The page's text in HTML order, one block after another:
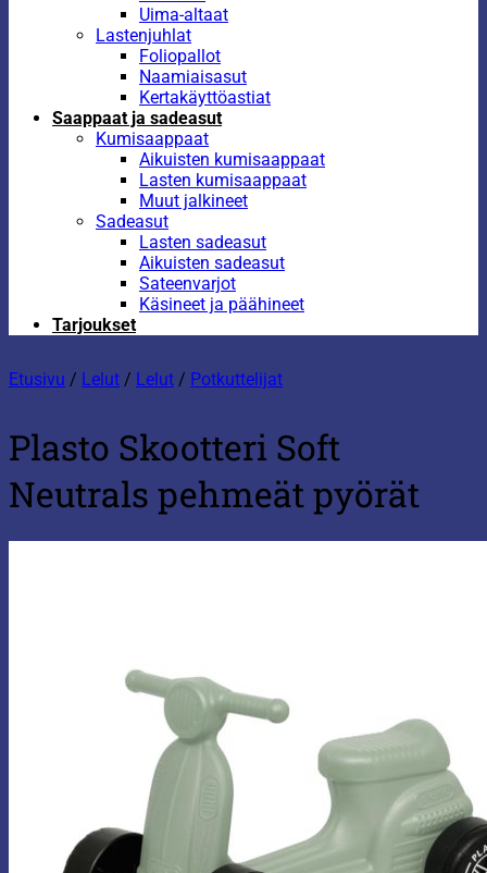
Uima-altaat
Lastenjuhlat
Foliopallot
Naamiaisasut
Kertakäyttöastiat
Saappaat ja sadeasut
Kumisaappaat
Aikuisten kumisaappaat
Lasten kumisaappaat
Muut jalkineet
Sadeasut
Lasten sadeasut
Aikuisten sadeasut
Sateenvarjot
Käsineet ja päähineet
Tarjoukset
Etusivu / Lelut / Lelut / Potkuttelijat
Plasto Skootteri Soft
Neutrals pehmeät pyörät